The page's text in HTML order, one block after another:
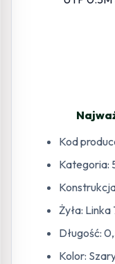
Kod
Kategoria:
Żyła: Linka
Długość:
Kolor: